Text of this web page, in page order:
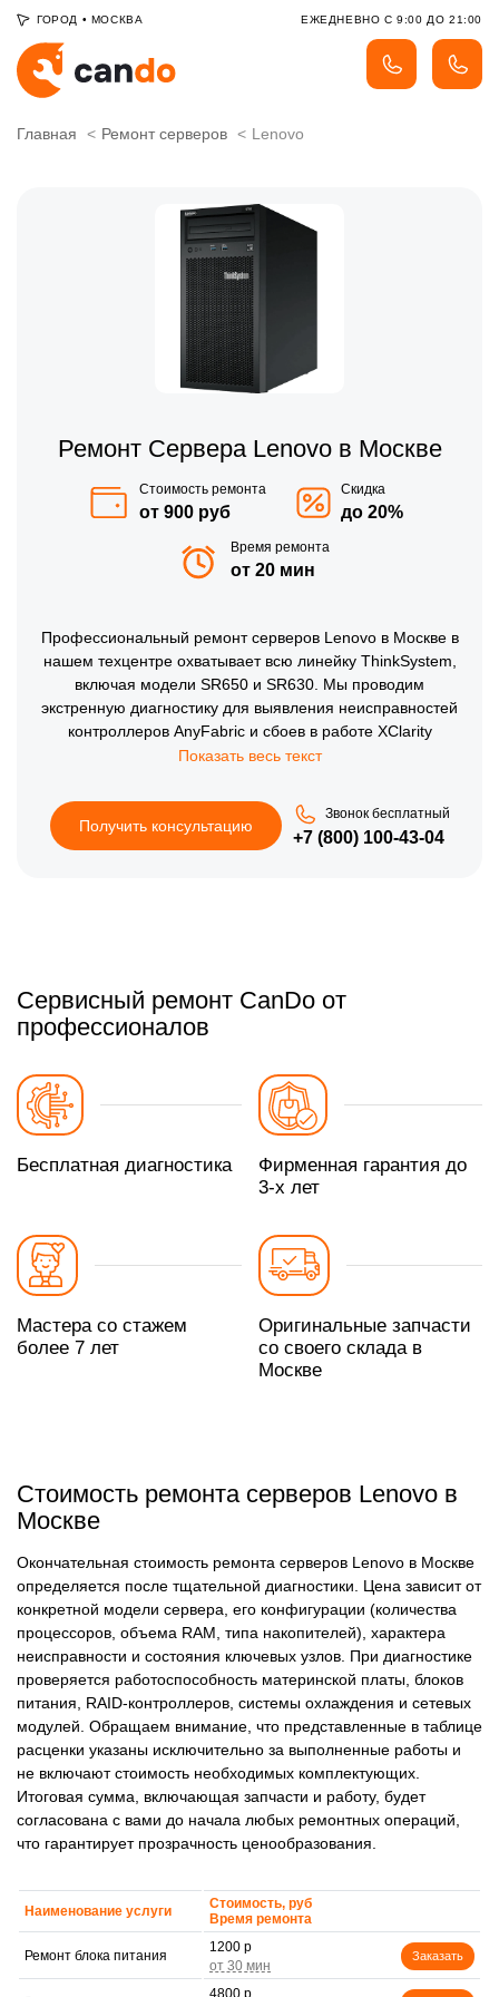
ГОРОД • МОСКВА ЕЖЕДНЕВНО С 9:00 ДО 21:00
Главная Ремонт серверов Lenovo
Ремонт Сервера Lenovo в Москве
Стоимость ремонта
от 900 руб
Скидка
до 20%
Время ремонта
от 20 мин
Профессиональный ремонт серверов Lenovo в Москве в
нашем техцентре охватывает всю линейку ThinkSystem,
включая модели SR650 и SR630. Мы проводим
экстренную диагностику для выявления неисправностей
контроллеров AnyFabric и сбоев в работе XClarity
Controller. Наш сервис выполняет компонентный ремонт
программаторе. Соблюдение SLA гарантирует
минимальный простой ИТ-инфраструктуры и сохранность
данных на RAID-массивах Леново.
Получить консультацию
Звонок бесплатный
+7 (800) 100-43-04
Сервисный ремонт CanDo от
профессионалов
Бесплатная диагностика
Фирменная гарантия до
3-х лет
Мастера со стажем
более 7 лет
Оригинальные запчасти
со своего склада в
Москве
Стоимость ремонта серверов Lenovo в
Москве
Окончательная стоимость ремонта серверов Lenovo в Москве
определяется после тщательной диагностики. Цена зависит от
конкретной модели сервера, его конфигурации (количества
процессоров, объема RAM, типа накопителей), характера
неисправности и состояния ключевых узлов. При диагностике
проверяется работоспособность материнской платы, блоков
питания, RAID-контроллеров, системы охлаждения и сетевых
модулей. Обращаем внимание, что представленные в таблице
расценки указаны исключительно за выполненные работы и
не включают стоимость необходимых комплектующих.
Итоговая сумма, включающая запчасти и работу, будет
согласована с вами до начала любых ремонтных операций,
что гарантирует прозрачность ценообразования.
Наименование услуги
Стоимость, руб
Время ремонта
Ремонт блока питания
1200 р
Заказать